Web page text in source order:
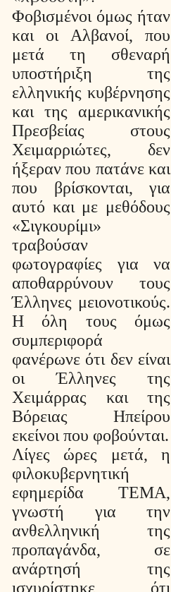
Φοβισμένοι όμως ήταν
και οι Αλβανοί, που
μετά τη σθεναρή
υποστήριξη της
ελληνικής κυβέρνησης
και της αμερικανικής
Πρεσβείας στους
Χειμαρριώτες, δεν
ήξεραν που πατάνε και
που βρίσκονται, για
αυτό και με μεθόδους
«Σιγκουρίμι»
τραβούσαν
φωτογραφίες για να
αποθαρρύνουν τους
Έλληνες μειονοτικούς.
Η όλη τους όμως
συμπεριφορά
φανέρωνε ότι δεν είναι
οι Έλληνες της
Χειμάρρας και της
Βόρειας Ηπείρου
εκείνοι που φοβούνται.
Λίγες ώρες μετά, η
φιλοκυβερνητική
εφημερίδα TEMA,
γνωστή για την
ανθελληνική της
προπαγάνδα, σε
ανάρτησή της
ισχυρίστηκε ότι